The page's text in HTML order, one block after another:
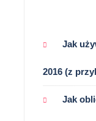
Jak
2016 (z
Jak